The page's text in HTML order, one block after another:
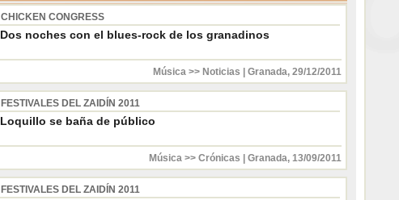
CHICKEN CONGRESS
Dos noches con el blues-rock de los granadinos
Música >> Noticias Granada, 29/12/2011
FESTIVALES DEL ZAIDÍN 2011
Loquillo se baña de público
Música >> Crónicas Granada, 13/09/2011
FESTIVALES DEL ZAIDÍN 2011